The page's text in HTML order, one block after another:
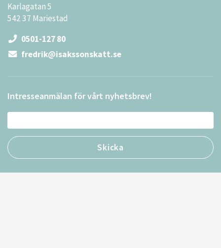
Karlagatan 5
542 37 Mariestad
0501-127 80
fredrik@isakssonskatt.se
Intresseanmälan för vårt nyhetsbrev!